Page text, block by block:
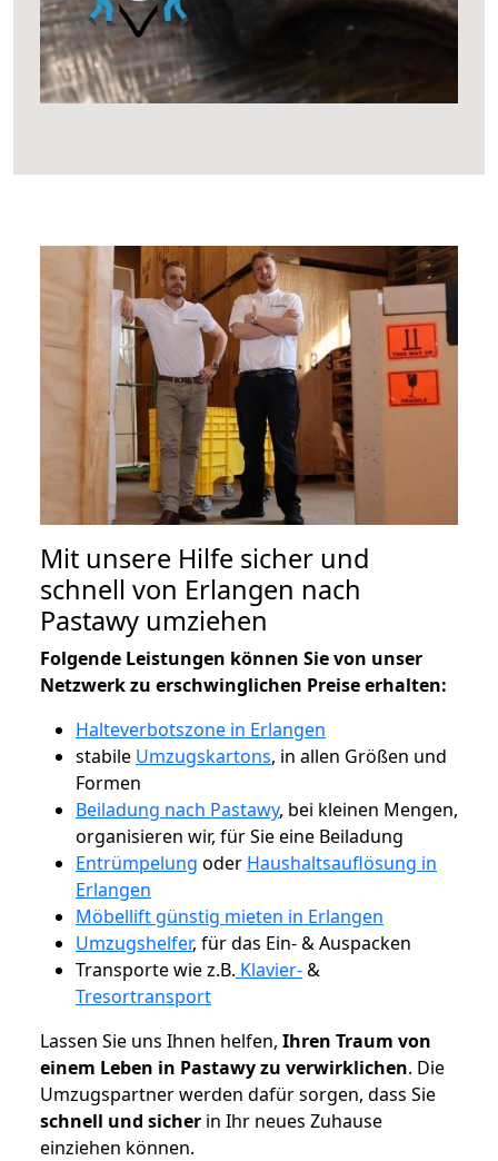
Mit unsere Hilfe sicher und
schnell von Erlangen nach
Pastawy umziehen
Folgende Leistungen können Sie von unser
Netzwerk zu erschwinglichen Preise erhalten:
Halteverbotszone in Erlangen
stabile Umzugskartons, in allen Größen und
Formen
Beiladung nach Pastawy, bei kleinen Mengen,
organisieren wir, für Sie eine Beiladung
Entrümpelung oder Haushaltsauflösung in
Erlangen
Möbellift günstig mieten in Erlangen
Umzugshelfer, für das Ein- & Auspacken
Transporte wie z.B. Klavier-&
Tresortransport
Lassen Sie uns Ihnen helfen, Ihren Traum von
einem Leben in Pastawy zu verwirklichen. Die
Umzugspartner werden dafür sorgen, dass Sie
schnell und sicher in Ihr neues Zuhause
einziehen können.